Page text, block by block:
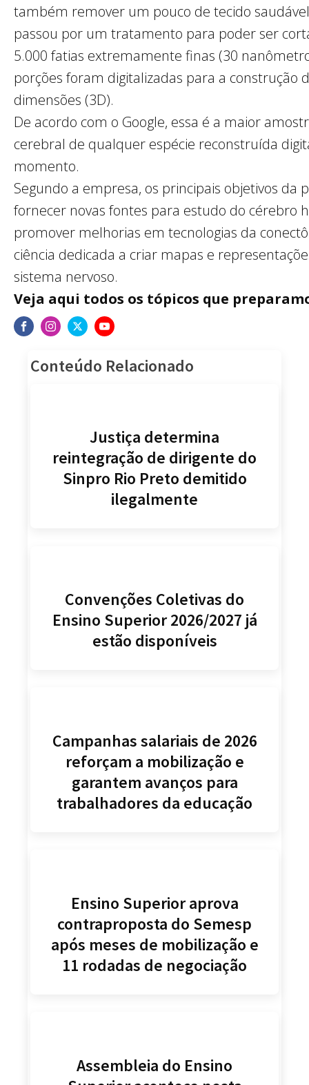
também remover um pouco de tecido
passou por um tratamento para poder ser
5.000 fatias extremamente finas (30
porções foram digitalizadas para a construção
dimensões (3D).
De acordo com o Google, essa é a maior
cerebral de qualquer espécie reconstruída
momento.
Segundo a empresa, os principais objetivos da
fornecer novas fontes para estudo do cérebro
promover melhorias em tecnologias da
ciência dedicada a criar mapas e
sistema nervoso.
Veja aqui todos os tópicos que
Conteúdo Relacionado
Justiça determina
reintegração de dirigente do
Sinpro Rio Preto demitido
ilegalmente
Convenções Coletivas do
Ensino Superior 2026/2027 já
estão disponíveis
Campanhas salariais de 2026
reforçam a mobilização e
garantem avanços para
trabalhadores da educação
Ensino Superior aprova
contraproposta do Semesp
após meses de mobilização e
11 rodadas de negociação
Assembleia do Ensino